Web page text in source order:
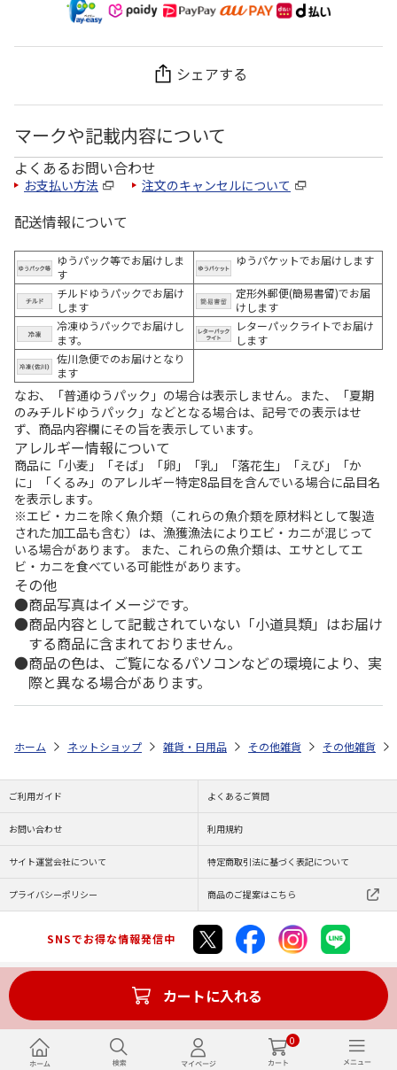
0
シェアする
マークや記載内容について
よくあるお問い合わせ
お支払い方法 注文のキャンセルについて
配送情報について
ゆうパック等でお届けしま
す
ゆうパケットでお届けします
チルドゆうパックでお届け
します
定形外郵便(簡易書留)でお届
けします
冷凍ゆうパックでお届けし
ます。
レターパックライトでお届け
します
佐川急便でのお届けとなり
ます
なお、「普通ゆうパック」の場合は表示しません。また、「夏期
のみチルドゆうパック」などとなる場合は、記号での表示はせ
ず、商品内容欄にその旨を表示しています。
アレルギー情報について
商品に「小麦」「そば」「卵」「乳」「落花生」「えび」「か
に」「くるみ」のアレルギー特定8品目を含んでいる場合に品目名
を表示します。
※エビ・カニを除く魚介類（これらの魚介類を原材料として製造
された加工品も含む）は、漁獲漁法によりエビ・カニが混じって
いる場合があります。 また、これらの魚介類は、エサとしてエ
ビ・カニを食べている可能性があります。
その他
商品写真はイメージです。
商品内容として記載されていない「小道具類」はお届け
する商品に含まれておりません。
商品の色は、ご覧になるパソコンなどの環境により、実
際と異なる場合があります。
カートに入れる
ホーム ネットショップ 雑貨・日用品 その他雑貨 その他雑貨
ご利用ガイド よくあるご質問
お問い合わせ 利用規約
サイト運営会社について 特定商取引法に基づく表記について
プライバシーポリシー 商品のご提案はこちら
SNSでお得な情報発信中